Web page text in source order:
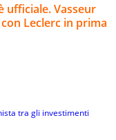
ufficiale. Vasseur
Leclerc in prima
tra gli investimenti